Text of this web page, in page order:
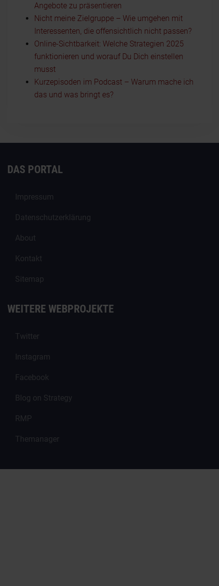
Angebote zu präsentieren
Nicht meine Zielgruppe – Wie umgehen mit
Interessenten, die offensichtlich nicht passen?
Online-Sichtbarkeit: Welche Strategien 2025
funktionieren und worauf Du Dich einstellen
musst
Kurzepisoden im Podcast – Warum mache ich
das und was bringt es?
DAS PORTAL
Impressum
Datenschutzerklärung
About
Kontakt
Sitemap
WEITERE WEBPROJEKTE
Twitter
Instagram
Facebook
Blog on Strategy
RMP
Themanager